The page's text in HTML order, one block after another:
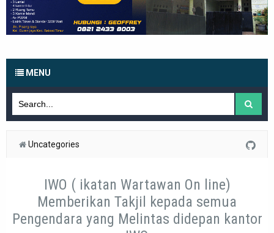
MENU
Uncategories
IWO ( ikatan Wartawan On line)
Memberikan Takjil kepada semua
Pengendara yang Melintas didepan kantor